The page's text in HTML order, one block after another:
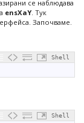
се наблюдава
ensXаY. Тук
Започваме.
Shell
Shell